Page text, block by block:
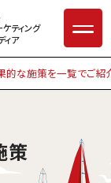
ティング
ィア
的な施策を一覧でご
策